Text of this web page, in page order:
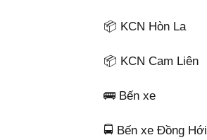
📦 KCN Hòn La
📦 KCN Cam Liên
🚌 Bến xe
🚍 Bến xe Đồng Hới